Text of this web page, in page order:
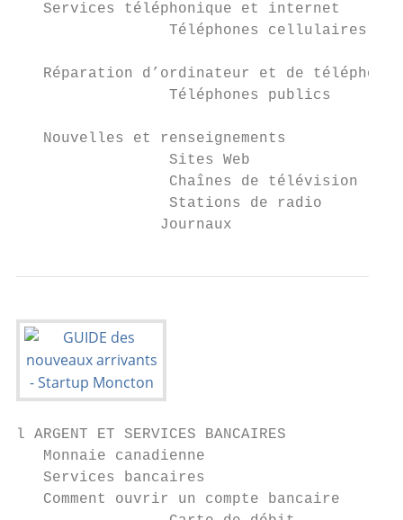
Services téléphonique et internet
Réparation d’ordinateur et de téléphone
Nouvelles et renseignements
Journaux
l ARGENT ET SERVICES BANCAIRES
Monnaie canadienne
Services bancaires
Comment ouvrir un compte bancaire